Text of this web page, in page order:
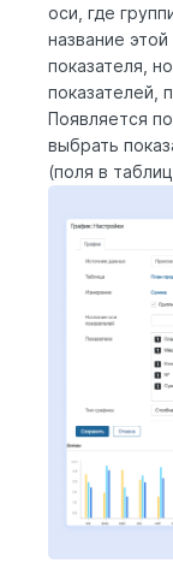
оси, где
название
показателя,
показателей,
Появляется
выбрать
(поля в